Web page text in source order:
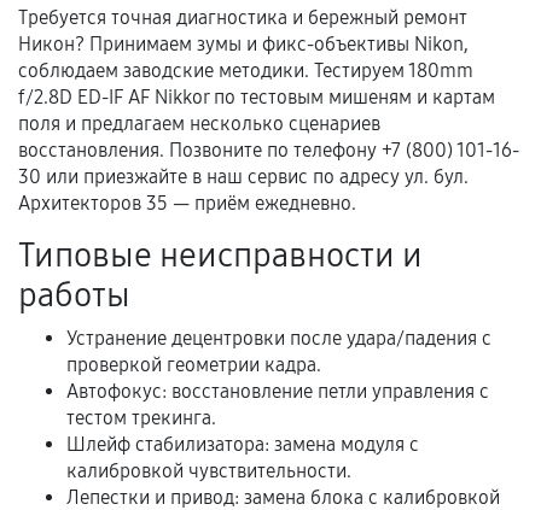
Документы для подтверждения
гарантии
Гарантийный талон.
Акт выполненных работ с датой, перечнем
услуг и сроком гарантии.
Документы на установленные комплектующие
и кассовый чек.
Расширенная гарантия
В некоторых случаях возможно оформление
расширенной гарантии. Стоимость, сроки и
условия продления согласовываются отдельно и
Требуется точная диагностика и бережный ремонт
Никон? Принимаем зумы и фикс-объективы Nikon,
соблюдаем заводские методики. Тестируем 180mm
f/2.8D ED-IF AF Nikkor по тестовым мишеням и картам
поля и предлагаем несколько сценариев
восстановления. Позвоните по телефону +7 (800) 101-16-
30 или приезжайте в наш сервис по адресу ул. бул.
Архитекторов 35 — приём ежедневно.
Типовые неисправности и
работы
Устранение децентровки после удара/падения с
проверкой геометрии кадра.
Автофокус: восстановление петли управления с
тестом трекинга.
Шлейф стабилизатора: замена модуля с
калибровкой чувствительности.
Лепестки и привод: замена блока с калибровкой